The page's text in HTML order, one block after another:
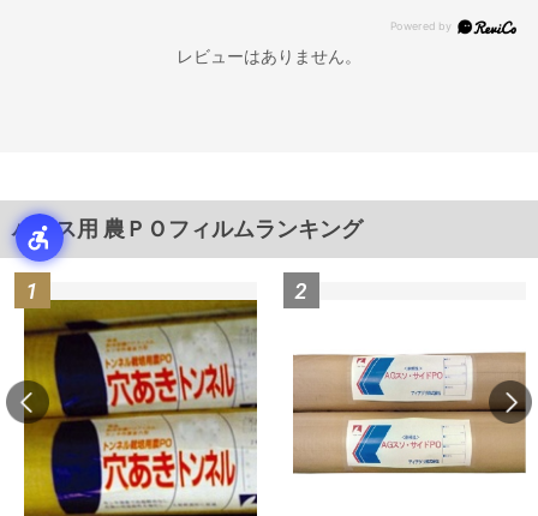
レビューはありません。
ハウス用 農ＰＯフィルムランキング